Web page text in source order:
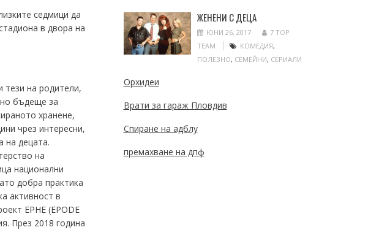
седмици да
в двора на
тези на родители,
бъдеще за
хранене,
чрез интересни,
на децата.
на
национални
добра практика
активност в
EPHE (EPODE
През 2018 година
ЖЕНЕНИ С ДЕЦА
ЮНИ 26, 2017
7 TOP
TEAM
КОМЕДИЯ,
ПОЛЕЗНО, СЕМЕЙНИ, СЕРИАЛИ
Орхидеи
Врати за гараж Пловдив
Спиране на адблу
премахване на дпф